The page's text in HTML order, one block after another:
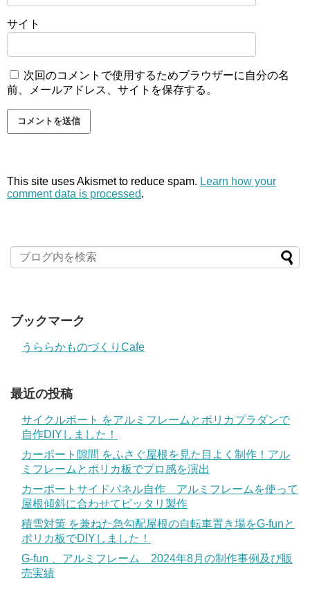
サイト
次回のコメントで使用するためブラウザーに自分の名
前、メールアドレス、サイトを保存する。
This site uses Akismet to reduce spam. Learn how your
comment data is processed.
ブックマーク
うららかものづくりCafe
最近の投稿
サイクルポート をアルミフレームとポリカプラダンで
自作DIYしました！
カーポート隙間 をふさぐ屋根を見た目よく制作！アル
ミフレームとポリカ板でプロ感を演出
カーポートサイドパネル自作 アルミフレームを使って
屋根傾斜に合わせてピッタリ製作
積雪対策 を兼ねた急勾配屋根の自転車置き場をG-funと
ポリカ板でDIYしました！
G-fun 、アルミフレーム 2024年8月の制作事例及び販
売実績